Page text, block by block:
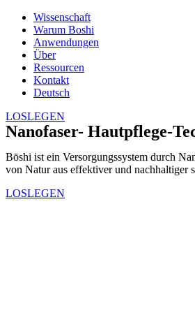
Wissenschaft
Warum Boshi
Anwendungen
Über
Ressourcen
Kontakt
Deutsch
LOSLEGEN
Nanofaser- Hautpflege-
Bōshi ist ein Versorgungssystem durch
von Natur aus effektiver und nachhaltiger
LOSLEGEN